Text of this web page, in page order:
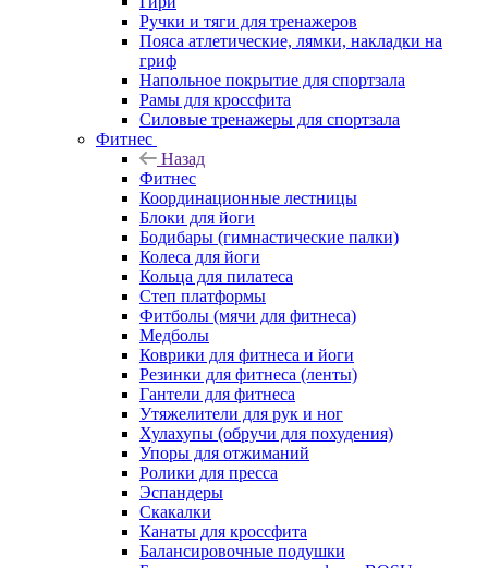
Ручки и тяги для тренажеров
Пояса атлетические, лямки, накладки на
гриф
Напольное покрытие для спортзала
Рамы для кроссфита
Силовые тренажеры для спортзала
Фитнес
Назад
Фитнес
Координационные лестницы
Блоки для йоги
Бодибары (гимнастические палки)
Колеса для йоги
Кольца для пилатеса
Степ платформы
Фитболы (мячи для фитнеса)
Медболы
Коврики для фитнеса и йоги
Резинки для фитнеса (ленты)
Гантели для фитнеса
Утяжелители для рук и ног
Хулахупы (обручи для похудения)
Упоры для отжиманий
Ролики для пресса
Эспандеры
Скакалки
Канаты для кроссфита
Балансировочные подушки